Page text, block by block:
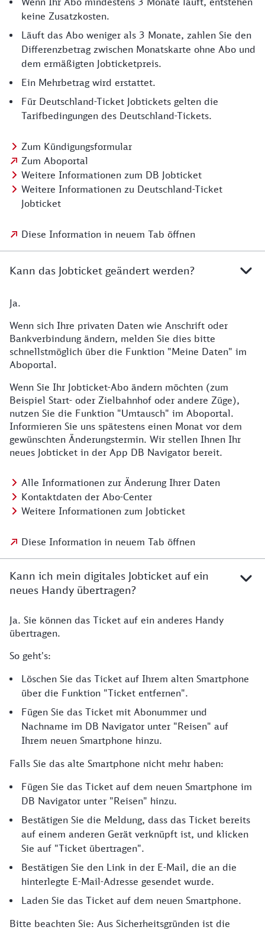
keine Zusatzkosten.
Läuft das Abo weniger als 3 Monate, zahlen Sie den
Differenzbetrag zwischen Monatskarte ohne Abo und
dem ermäßigten Jobticketpreis.
Ein Mehrbetrag wird erstattet.
Für Deutschland-Ticket Jobtickets gelten die
Tarifbedingungen des Deutschland-Tickets.
Zum Kündigungsformular
Zum Aboportal
Weitere Informationen zum DB Jobticket
Weitere Informationen zu Deutschland-Ticket
Jobticket
Diese Information in neuem Tab öffnen
Kann das Jobticket geändert werden?
Ja.
Wenn sich Ihre privaten Daten wie Anschrift oder
Bankverbindung ändern, melden Sie dies bitte
schnellstmöglich über die Funktion "Meine Daten" im
Aboportal.
Wenn Sie Ihr Jobticket-Abo ändern möchten (zum
Beispiel Start- oder Zielbahnhof oder andere Züge),
nutzen Sie die Funktion "Umtausch" im Aboportal.
Informieren Sie uns spätestens einen Monat vor dem
gewünschten Änderungstermin. Wir stellen Ihnen Ihr
neues Jobticket in der App DB Navigator bereit.
Alle Informationen zur Änderung Ihrer Daten
Kontaktdaten der Abo-Center
Weitere Informationen zum Jobticket
Diese Information in neuem Tab öffnen
Kann ich mein digitales Jobticket auf ein
neues Handy übertragen?
Ja. Sie können das Ticket auf ein anderes Handy
übertragen.
So geht's:
Löschen Sie das Ticket auf Ihrem alten Smartphone
über die Funktion "Ticket entfernen".
Fügen Sie das Ticket mit Abonummer und
Nachname im DB Navigator unter "Reisen" auf
Ihrem neuen Smartphone hinzu.
Falls Sie das alte Smartphone nicht mehr haben:
Fügen Sie das Ticket auf dem neuen Smartphone im
DB Navigator unter "Reisen" hinzu.
Bestätigen Sie die Meldung, dass das Ticket bereits
auf einem anderen Gerät verknüpft ist, und klicken
Sie auf "Ticket übertragen".
Bestätigen Sie den Link in der E-Mail, die an die
hinterlegte E-Mail-Adresse gesendet wurde.
Laden Sie das Ticket auf dem neuen Smartphone.
Bitte beachten Sie: Aus Sicherheitsgründen ist die